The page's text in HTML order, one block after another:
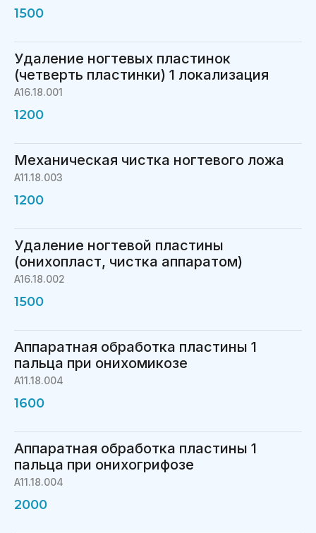
1500
Удаление ногтевых пластинок
(четверть пластинки) 1 локализация
A16.18.001
1200
Механическая чистка ногтевого ложа
A11.18.003
1200
Удаление ногтевой пластины
(онихопласт, чистка аппаратом)
A16.18.002
1500
Аппаратная обработка пластины 1
пальца при онихомикозе
A11.18.004
1600
Аппаратная обработка пластины 1
пальца при онихогрифозе
A11.18.004
2000